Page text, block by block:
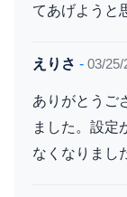
てあげようと
えりさ - 03/25/
ありがとうご
ました。設定
なくなりまし